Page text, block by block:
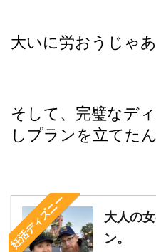
大いに労おうじゃ
そして、完璧なデ
しプランを立てた
妊活ディズニー
大人の
ン。